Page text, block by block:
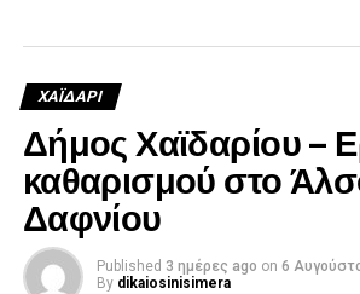
ΧΑΪΔΑΡΙ
Δήμος Χαϊδαρίου –
καθαρισμού στο
Δαφνίου
Published 3 ημέρες ago on 6
By dikaiosinisimera